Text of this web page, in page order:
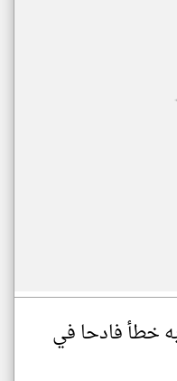
خطأ فادحا في